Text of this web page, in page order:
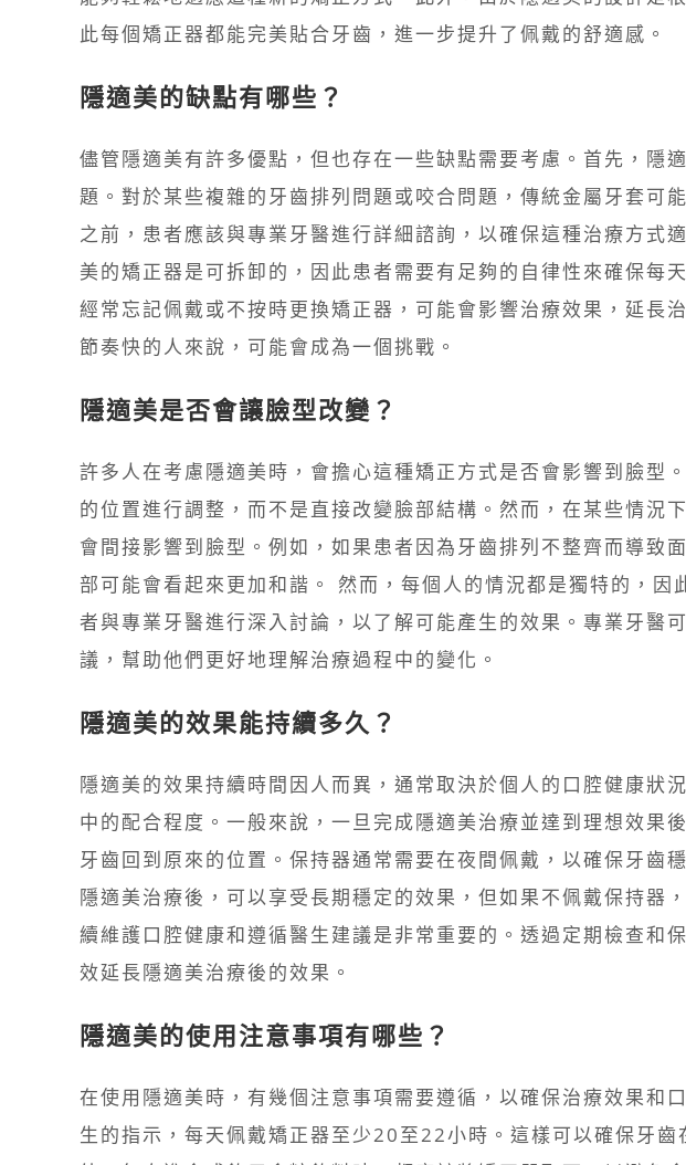
此每個矯正器都能完美貼合牙齒，進一步提升了佩戴的舒適感。
隱適美的缺點有哪些？
儘管隱適美有許多優點，但也存在一些缺點需要考慮。首先，隱
題。對於某些複雜的牙齒排列問題或咬合問題，傳統金屬牙套可
之前，患者應該與專業牙醫進行詳細諮詢，以確保這種治療方式
美的矯正器是可拆卸的，因此患者需要有足夠的自律性來確保每
經常忘記佩戴或不按時更換矯正器，可能會影響治療效果，延長
節奏快的人來說，可能會成為一個挑戰。
隱適美是否會讓臉型改變？
許多人在考慮隱適美時，會擔心這種矯正方式是否會影響到臉型
的位置進行調整，而不是直接改變臉部結構。然而，在某些情況
會間接影響到臉型。例如，如果患者因為牙齒排列不整齊而導致
部可能會看起來更加和諧。 然而，每個人的情況都是獨特的，因
者與專業牙醫進行深入討論，以了解可能產生的效果。專業牙醫
議，幫助他們更好地理解治療過程中的變化。
隱適美的效果能持續多久？
隱適美的效果持續時間因人而異，通常取決於個人的口腔健康狀
中的配合程度。一般來說，一旦完成隱適美治療並達到理想效果
牙齒回到原來的位置。保持器通常需要在夜間佩戴，以確保牙齒
隱適美治療後，可以享受長期穩定的效果，但如果不佩戴保持器
續維護口腔健康和遵循醫生建議是非常重要的。透過定期檢查和
效延長隱適美治療後的效果。
隱適美的使用注意事項有哪些？
在使用隱適美時，有幾個注意事項需要遵循，以確保治療效果和
生的指示，每天佩戴矯正器至少20至22小時。這樣可以確保牙